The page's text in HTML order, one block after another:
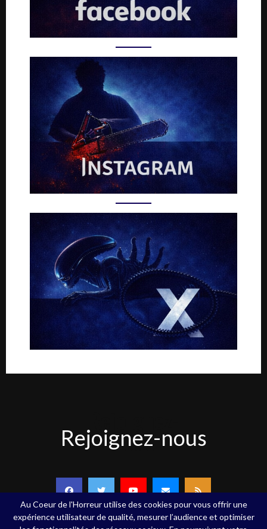
nous
Rejoignez-nous
Au Coeur de l'Horreur utilise des cookies pour vous offrir une
expérience utilisateur de qualité, mesurer l’audience et optimiser